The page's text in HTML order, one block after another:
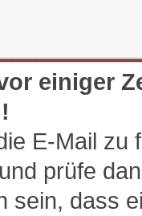
einiger
E-Mail zu
prüfe
sein, dass